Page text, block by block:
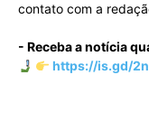
contato com a
- Receba a notícia
https://is.gd/